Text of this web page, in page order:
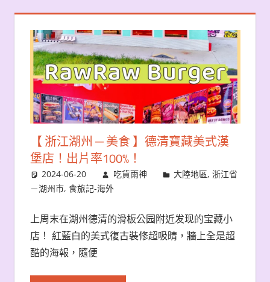
【 浙江湖州 ─ 美食 】德清寶藏美式漢
堡店！出片率100%！
2024-06-20 吃貨雨神 大陸地區,浙江省
－湖州市, 食旅記-海外
上周末在湖州德清的滑板公园附近发现的宝藏小
店！ 紅藍白的美式復古裝修超吸睛，牆上全是超
酷的海報，隨便